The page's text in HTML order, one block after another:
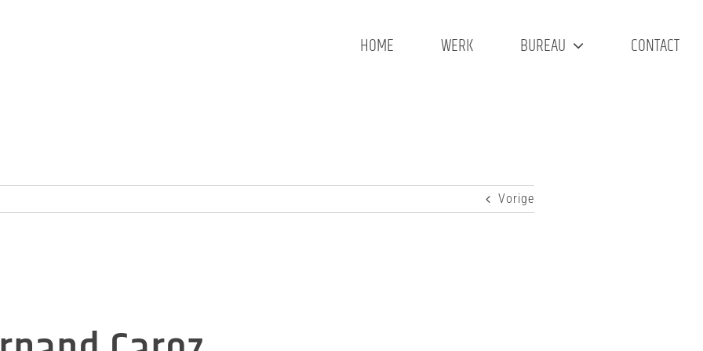
HOME WERK BUREAU CONTACT
Vorige